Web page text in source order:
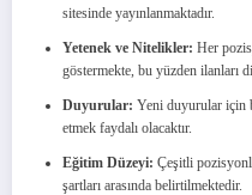
sitesinde yayınlanmaktadır.
Yetenek ve Nitelikler: Her
göstermekte, bu yüzden ilanları
Duyurular: Yeni duyurular için
etmek faydalı olacaktır.
Eğitim Düzeyi: Çeşitli
şartları arasında belirtilmektedir.